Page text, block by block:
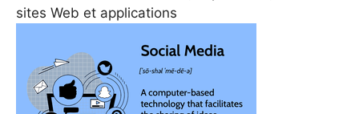
sites Web et applications